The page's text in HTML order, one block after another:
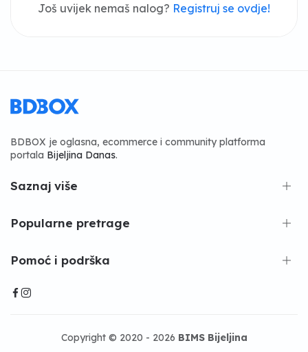
Još uvijek nemaš nalog? Registruj se ovdje!
BDBOX je oglasna, ecommerce i community platforma
portala Bijeljina Danas.
Saznaj više
Popularne pretrage
Pomoć i podrška
Copyright © 2020 - 2026 BIMS Bijeljina